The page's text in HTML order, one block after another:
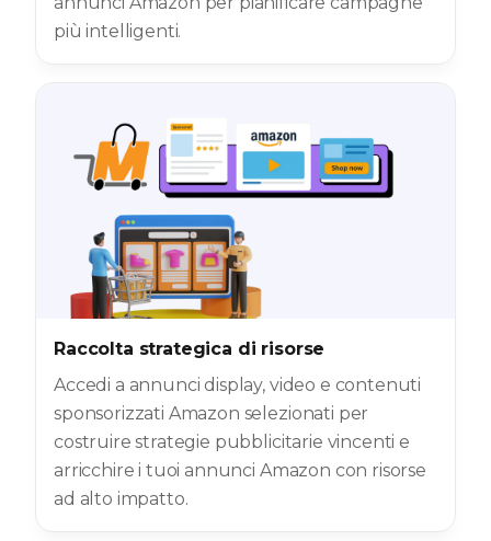
più intelligenti.
Raccolta strategica di risorse
Accedi a annunci display, video e contenuti
sponsorizzati Amazon selezionati per
costruire strategie pubblicitarie vincenti e
arricchire i tuoi annunci Amazon con risorse
ad alto impatto.